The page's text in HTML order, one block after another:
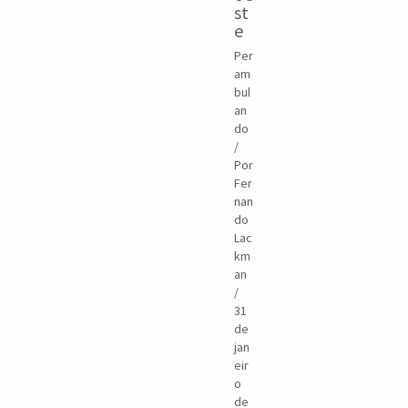
st
e
Per
am
bul
an
do
/
Por
Fer
nan
do
Lac
km
an
/
31
de
jan
eir
o
de